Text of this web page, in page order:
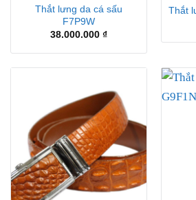
Thắt lưng da cá sấu
F7P9W
38.000.000 ₫
Thắt